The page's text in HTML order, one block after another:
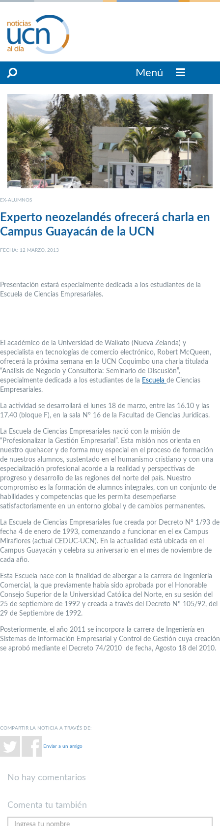
Menú
EX-ALUMNOS
Experto neozelandés ofrecerá charla en
Campus Guayacán de la UCN
FECHA: 12 MARZO, 2013
Presentación estará especialmente dedicada a los estudiantes de la
Escuela de Ciencias Empresariales.
El académico de la Universidad de Waikato (Nueva Zelanda) y
especialista en tecnologías de comercio electrónico, Robert McQueen,
ofrecerá la próxima semana en la UCN Coquimbo una charla titulada
“Análisis de Negocio y Consultoría: Seminario de Discusión”,
especialmente dedicada a los estudiantes de la Escuela de Ciencias
Empresariales.
La actividad se desarrollará el lunes 18 de marzo, entre las 16.10 y las
17.40 (bloque F), en la sala N° 16 de la Facultad de Ciencias Jurídicas.
La Escuela de Ciencias Empresariales nació con la misión de
“Profesionalizar la Gestión Empresarial”. Esta misión nos orienta en
nuestro quehacer y de forma muy especial en el proceso de formación
de nuestros alumnos, sustentado en el humanismo cristiano y con una
especialización profesional acorde a la realidad y perspectivas de
progreso y desarrollo de las regiones del norte del país. Nuestro
compromiso es la formación de alumnos integrales, con un conjunto de
habilidades y competencias que les permita desempeñarse
satisfactoriamente en un entorno global y de cambios permanentes.
La Escuela de Ciencias Empresariales fue creada por Decreto N° 1/93 de
fecha 4 de enero de 1993, comenzando a funcionar en el ex Campus
Miraflores (actual CEDUC-UCN). En la actualidad está ubicada en el
Campus Guayacán y celebra su aniversario en el mes de noviembre de
cada año.
Esta Escuela nace con la finalidad de albergar a la carrera de Ingeniería
Comercial, la que previamente había sido aprobada por el Honorable
Consejo Superior de la Universidad Católica del Norte, en su sesión del
25 de septiembre de 1992 y creada a través del Decreto Nº 105/92, del
29 de Septiembre de 1992.
Posteriormente, el año 2011 se incorpora la carrera de Ingeniería en
Sistemas de Información Empresarial y Control de Gestión cuya creación
se aprobó mediante el Decreto 74/2010 de fecha, Agosto 18 del 2010.
COMPARTIR LA NOTICIA A TRAVÉS DE:
Enviar a un amigo
No hay comentarios
Comenta tu también